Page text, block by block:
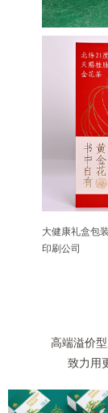
大健康礼盒包
印刷公司
高端溢价
致力用